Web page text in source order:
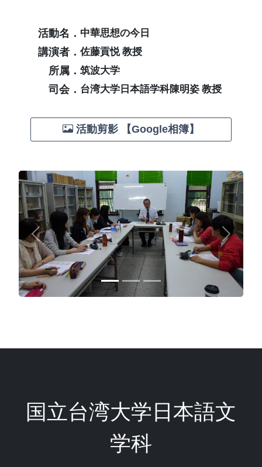
活動名． 中華思想の今日
講演者． 佐藤貢悦 教授
所属． 筑波大学
司会． 台湾大学日本語学科陳明姿 教授
活動剪影 【Google相簿】
Previous Next
国立台湾大学日本語文
学科